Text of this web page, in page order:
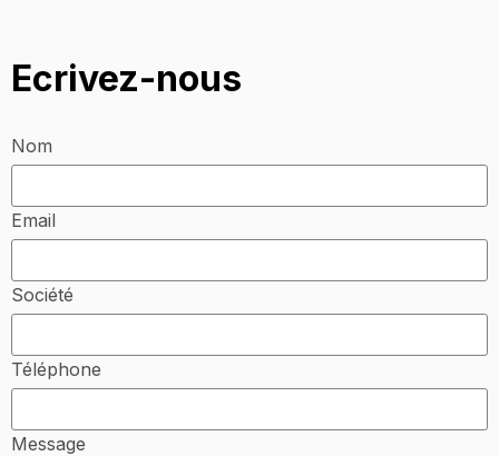
Ecrivez-nous
Nom
Email
Société
Téléphone
Message